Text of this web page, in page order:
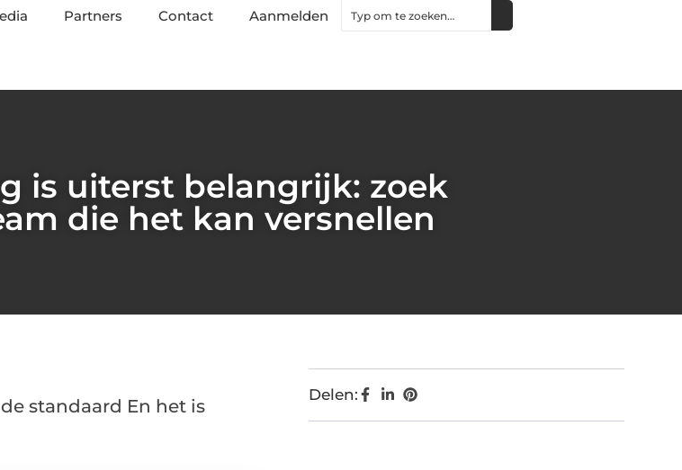
Partners Contact Aanmelden
is uiterst belangrijk: zoek
die het kan versnellen
standaard En het is
Delen: